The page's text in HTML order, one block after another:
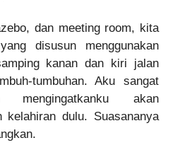
dan meeting room, kita
disusun menggunakan
kanan dan kiri jalan
tumbuhan. Aku sangat
mengingatkanku akan
kelahiran dulu. Suasananya